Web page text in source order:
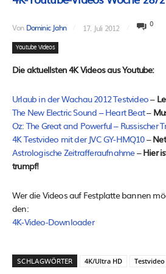
Von Dominic Jahn 17. Juli 2012 0
Youtube Videos
Die aktuellsten 4K Videos aus Youtube:
Urlaub in der Wachau 2012 Testvideo–
The New Electric Sound – Heart Beat–
Oz: The Great and Powerful – Russischer
4K Testvideo mit der JVC GY-HMQ10–
Astrologische Zeitrafferaufnahme–Hier
trumpf!
Wer die Videos auf Festplatte bannen
den:
4K-Video-Downloader
SCHLAGWÖRTER 4K/Ultra HD Testvideo